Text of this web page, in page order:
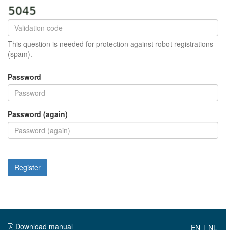
This question is needed for protection against robot registrations
(spam).
Password
Password (again)
Register
|
Download manual